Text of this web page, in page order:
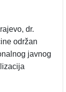
dr.
održan
javnog